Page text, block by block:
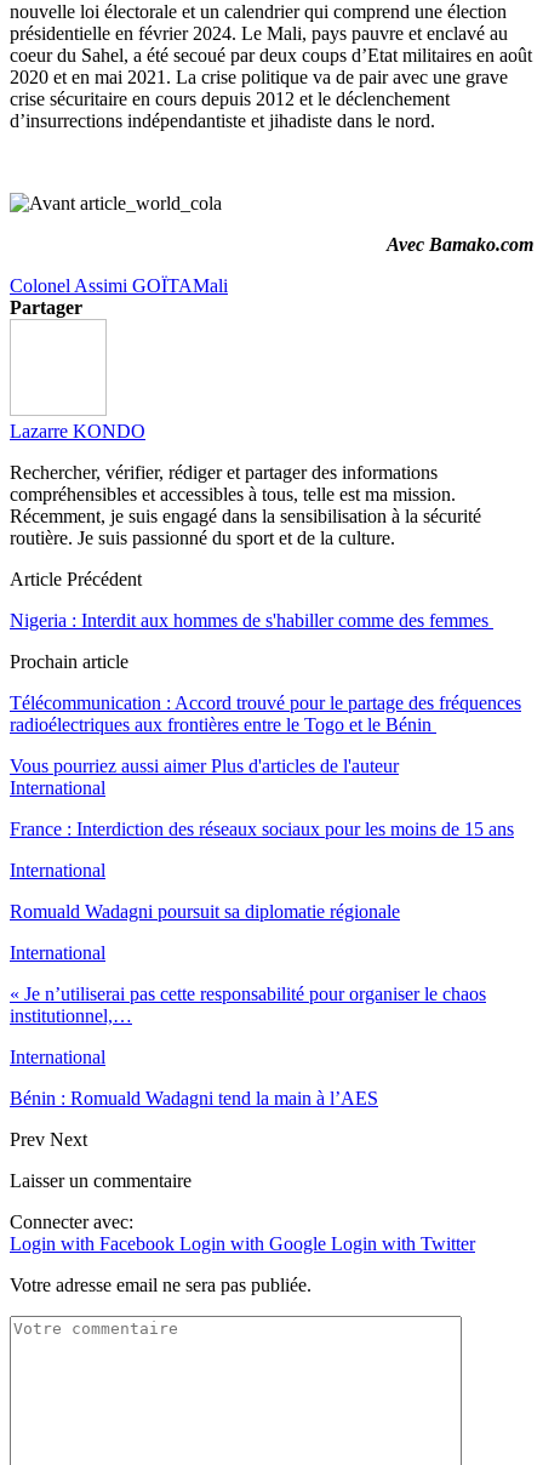
nouvelle loi électorale et un calendrier qui comprend une élection
présidentielle en février 2024. Le Mali, pays pauvre et enclavé au
coeur du Sahel, a été secoué par deux coups d’Etat militaires en août
2020 et en mai 2021. La crise politique va de pair avec une grave
crise sécuritaire en cours depuis 2012 et le déclenchement
d’insurrections indépendantiste et jihadiste dans le nord.
Avec Bamako.com
Colonel Assimi GOÏTAMali
Partager
Lazarre KONDO
Rechercher, vérifier, rédiger et partager des informations
compréhensibles et accessibles à tous, telle est ma mission.
Récemment, je suis engagé dans la sensibilisation à la sécurité
routière. Je suis passionné du sport et de la culture.
Article Précédent
Nigeria : Interdit aux hommes de s'habiller comme des femmes
Prochain article
Télécommunication : Accord trouvé pour le partage des fréquences
radioélectriques aux frontières entre le Togo et le Bénin
Vous pourriez aussi aimer Plus d'articles de l'auteur
International
France : Interdiction des réseaux sociaux pour les moins de 15 ans
International
Romuald Wadagni poursuit sa diplomatie régionale
International
« Je n’utiliserai pas cette responsabilité pour organiser le chaos
institutionnel,…
International
Bénin : Romuald Wadagni tend la main à l’AES
Prev Next
Laisser un commentaire
Connecter avec:
Login with Facebook Login with Google Login with Twitter
Votre adresse email ne sera pas publiée.